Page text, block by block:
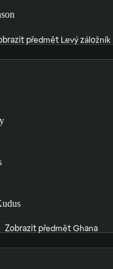
předmět Levý záložník
Zobrazit předmět Ghana